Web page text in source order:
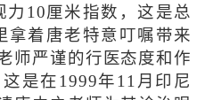
10厘米指数，这是总
拿着唐老特意叮嘱带来
师严谨的行医态度和作
是在1999年11月印尼